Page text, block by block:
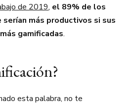
de 2019, el 89% de los
más productivos si sus
gamificadas.
esta palabra, no te